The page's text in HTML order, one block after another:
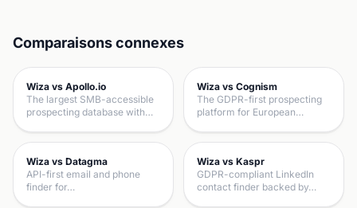
Comparaisons connexes
Wiza vs Apollo.io
The largest SMB-accessible
prospecting database with…
Wiza vs Cognism
The GDPR-first prospecting
platform for European…
Wiza vs Datagma
API-first email and phone
finder for…
Wiza vs Kaspr
GDPR-compliant LinkedIn
contact finder backed by…